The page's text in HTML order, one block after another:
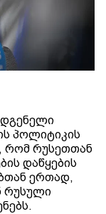
პოლიტიკის
რომ რუსეთთან
დაწყების
ერთად,
რუსული